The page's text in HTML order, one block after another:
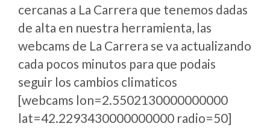
cercanas a La Carrera que tenemos dadas
de alta en nuestra herramienta, las
webcams de La Carrera se va actualizando
cada pocos minutos para que podais
seguir los cambios climaticos
[webcams lon=2.5502130000000000
lat=42.2293430000000000 radio=50]